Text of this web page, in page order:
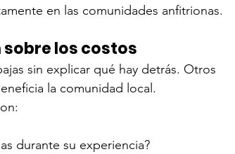
en las comunidades anfitrionas.
sobre los costos
sin explicar qué hay detrás. Otros
la comunidad local.
durante su experiencia?